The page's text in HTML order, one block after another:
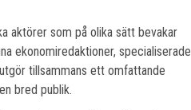
aktörer som på olika sätt bevakar
ekonomiredaktioner, specialiserade
tillsammans ett omfattande
bred publik.